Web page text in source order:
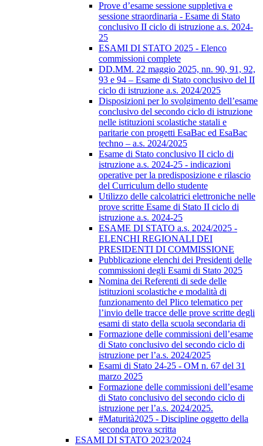
Prove d’esame sessione suppletiva e
sessione straordinaria - Esame di Stato
conclusivo II ciclo di istruzione a.s. 2024-
25
ESAMI DI STATO 2025 - Elenco
commissioni complete
DD.MM. 22 maggio 2025, nn. 90, 91, 92,
93 e 94 – Esame di Stato conclusivo del II
ciclo di istruzione a.s. 2024/2025
Disposizioni per lo svolgimento dell’esame
conclusivo del secondo ciclo di istruzione
nelle istituzioni scolastiche statali e
paritarie con progetti EsaBac ed EsaBac
techno – a.s. 2024/2025
Esame di Stato conclusivo II ciclo di
istruzione a.s. 2024-25 - indicazioni
operative per la predisposizione e rilascio
del Curriculum dello studente
Utilizzo delle calcolatrici elettroniche nelle
prove scritte Esame di Stato II ciclo di
istruzione a.s. 2024-25
ESAME DI STATO a.s. 2024/2025 -
ELENCHI REGIONALI DEI
PRESIDENTI DI COMMISSIONE
Pubblicazione elenchi dei Presidenti delle
commissioni degli Esami di Stato 2025
Nomina dei Referenti di sede delle
istituzioni scolastiche e modalità di
funzionamento del Plico telematico per
l’invio delle tracce delle prove scritte degli
esami di stato della scuola secondaria di
Formazione delle commissioni dell’esame
di Stato conclusivo del secondo ciclo di
istruzione per l’a.s. 2024/2025
Esami di Stato 24-25 - OM n. 67 del 31
marzo 2025
Formazione delle commissioni dell’esame
di Stato conclusivo del secondo ciclo di
istruzione per l’a.s. 2024/2025.
#Maturità2025 - Discipline oggetto della
seconda prova scritta
ESAMI DI STATO 2023/2024